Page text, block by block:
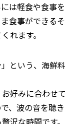
は軽食や食事を
食事ができるそ
れます。
という、海鮮料
好みに合わせて
、波の音を聴き